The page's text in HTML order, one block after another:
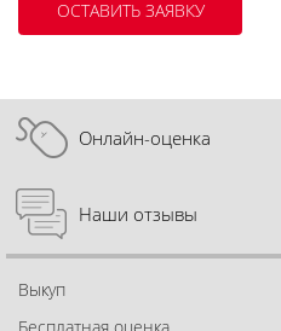
Онлайн-оценка
Наши отзывы
Выкуп